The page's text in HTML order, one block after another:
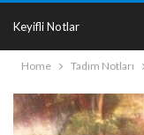
Keyifli Notlar
Home Tadım Notları